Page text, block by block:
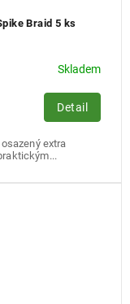
Braid 5 ks
Skladem
Detail
extra